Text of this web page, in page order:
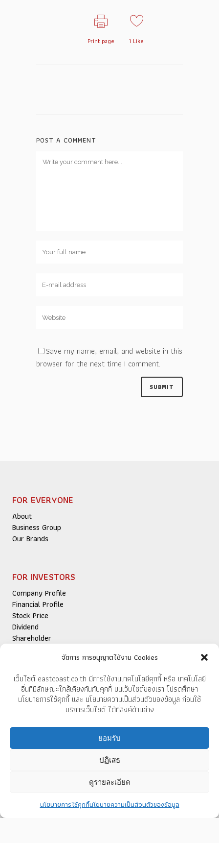
จัดการ การอนุญาตใช้งาน Cookies
เว็บไซต์ eastcoast.co.th มีการใช้งานเทคโนโลยีคุกกี้ หรือ เทคโนโลยี
อื่นที่มีลักษณะใกล้เคียงกันกับคุกกี้ บนเว็บไซต์ของเรา โปรดศึกษา
นโยบายการใช้คุกกี้ และ นโยบายความเป็นส่วนตัวของข้อมูล ก่อนใช้
บริการเว็บไซต์ ได้ที่ลิงค์ด้านล่าง
ยอมรับ
ปฏิเสธ
ดูรายละเอียด
นโยบายการใช้คุกกี้นโยบายความเป็นส่วนตัวของข้อมูล
Print page 1 Like
POST A COMMENT
Save my name, email, and website in this
browser for the next time I comment.
FOR EVERYONE
About
Business Group
Our Brands
FOR INVESTORS
Company Profile
Financial Profile
Stock Price
Dividend
Shareholder
IR Contact
FOR EXPORTS
EAST COAST FURNITECH PCL
37/9 Moo 10, Banbung-Klaeng Rd.,